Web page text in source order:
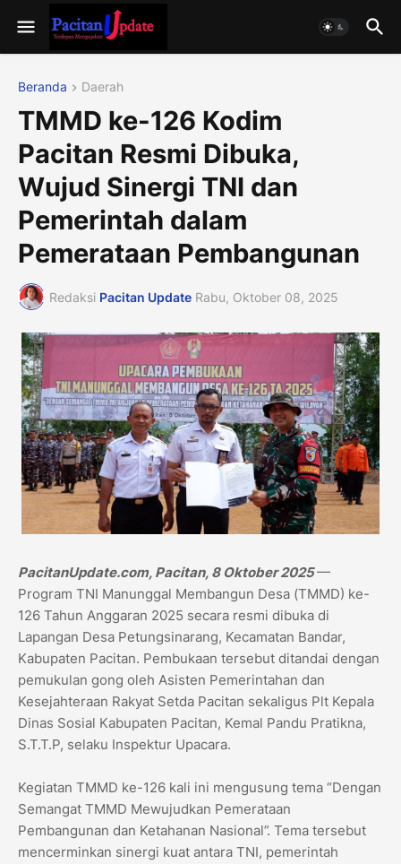
Beranda Daerah
TMMD ke-126 Kodim
Pacitan Resmi Dibuka,
Wujud Sinergi TNI dan
Pemerintah dalam
Pemerataan Pembangunan
Redaksi Pacitan Update Rabu, Oktober 08, 2025
PacitanUpdate.com, Pacitan, 8 Oktober 2025—
Program TNI Manunggal Membangun Desa (TMMD) ke-
126 Tahun Anggaran 2025 secara resmi dibuka di
Lapangan Desa Petungsinarang, Kecamatan Bandar,
Kabupaten Pacitan. Pembukaan tersebut ditandai dengan
pemukulan gong oleh Asisten Pemerintahan dan
Kesejahteraan Rakyat Setda Pacitan sekaligus Plt Kepala
Dinas Sosial Kabupaten Pacitan, Kemal Pandu Pratikna,
S.T.T.P, selaku Inspektur Upacara.
Kegiatan TMMD ke-126 kali ini mengusung tema “Dengan
Semangat TMMD Mewujudkan Pemerataan
Pembangunan dan Ketahanan Nasional”. Tema tersebut
mencerminkan sinergi kuat antara TNI, pemerintah